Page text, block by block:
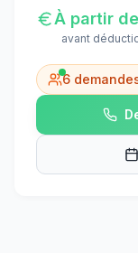
À partir de
avant
6